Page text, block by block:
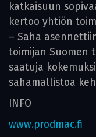
katkaisuun
kertoo yhtiön
– Saha
toimijan Suomen
saatuja
sahamallistoa
INFO
www.prodmac.fi